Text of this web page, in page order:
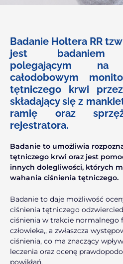
Badanie Holtera RR
jest badaniem
polegającym na
całodobowym
tętniczego krwi
składający się z
ramię oraz
rejestratora.
Badanie to umożliwia
tętniczego krwi oraz jest
innych dolegliwości, których
wahania ciśnienia tętniczego.
Badanie to daje możliwość
ciśnienia tętniczego
ciśnienia w trakcie normalnego
człowieka,, a zwłaszcza
ciśnienia, co ma znaczący
leczenia oraz ocenę
powikłań.